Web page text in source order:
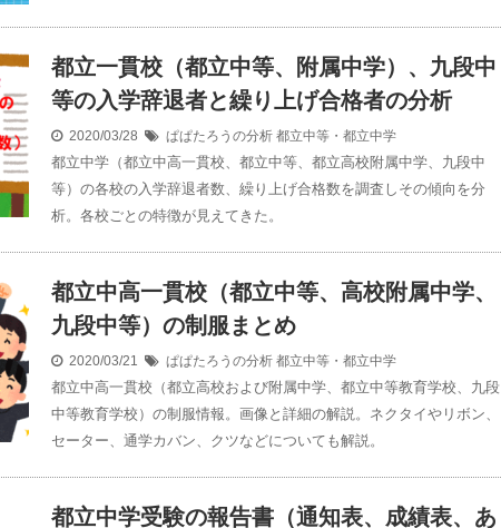
都立一貫校（都立中等、附属中学）、九段中
等の入学辞退者と繰り上げ合格者の分析
2020/03/28 ぱぱたろうの分析 都立中等・都立中学
都立中学（都立中高一貫校、都立中等、都立高校附属中学、九段中
等）の各校の入学辞退者数、繰り上げ合格数を調査しその傾向を分
析。各校ごとの特徴が見えてきた。
都立中高一貫校（都立中等、高校附属中学、
九段中等）の制服まとめ
2020/03/21 ぱぱたろうの分析 都立中等・都立中学
都立中高一貫校（都立高校および附属中学、都立中等教育学校、九段
中等教育学校）の制服情報。画像と詳細の解説。ネクタイやリボン、
セーター、通学カバン、クツなどについても解説。
都立中学受験の報告書（通知表、成績表、あ